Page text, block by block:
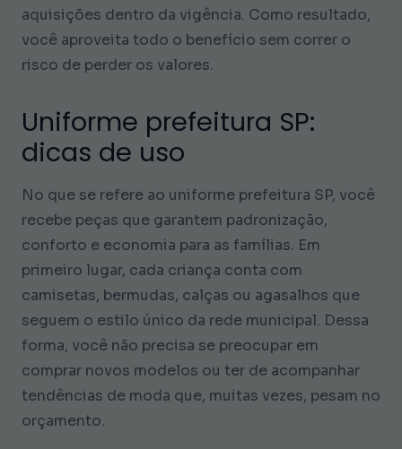
aquisições dentro da vigência. Como resultado,
você aproveita todo o benefício sem correr o
risco de perder os valores.
Uniforme prefeitura SP:
dicas de uso
No que se refere ao uniforme prefeitura SP, você
recebe peças que garantem padronização,
conforto e economia para as famílias. Em
primeiro lugar, cada criança conta com
camisetas, bermudas, calças ou agasalhos que
seguem o estilo único da rede municipal. Dessa
forma, você não precisa se preocupar em
comprar novos modelos ou ter de acompanhar
tendências de moda que, muitas vezes, pesam no
orçamento.